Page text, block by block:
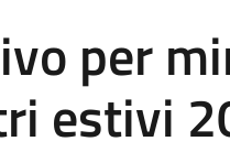
per
estivi